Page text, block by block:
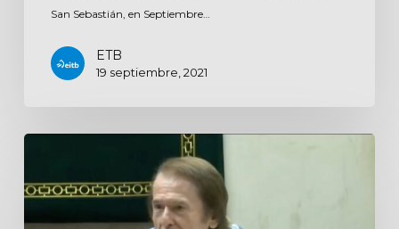
San Sebastián, en Septiembre…
ETB
19 septiembre, 2021
Noticias